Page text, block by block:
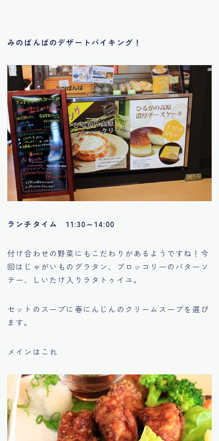
みのばんばのデザートバイキング！
ランチタイム 11:30～14:00
付け合わせの野菜にもこだわりがあるようですね！今
回はじゃがいものグラタン、ブロッコリーのバターソ
テー、しいたけ入りラタトゥイユ。
セットのスープに春にんじんのクリームスープを選び
ます。
メインはこれ